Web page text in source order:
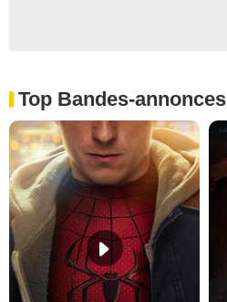
Top Bandes-annonces